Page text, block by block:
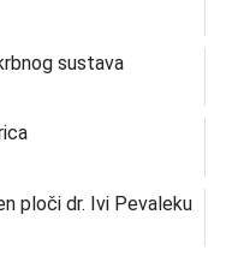
sustava
ploči dr. Ivi Pevaleku